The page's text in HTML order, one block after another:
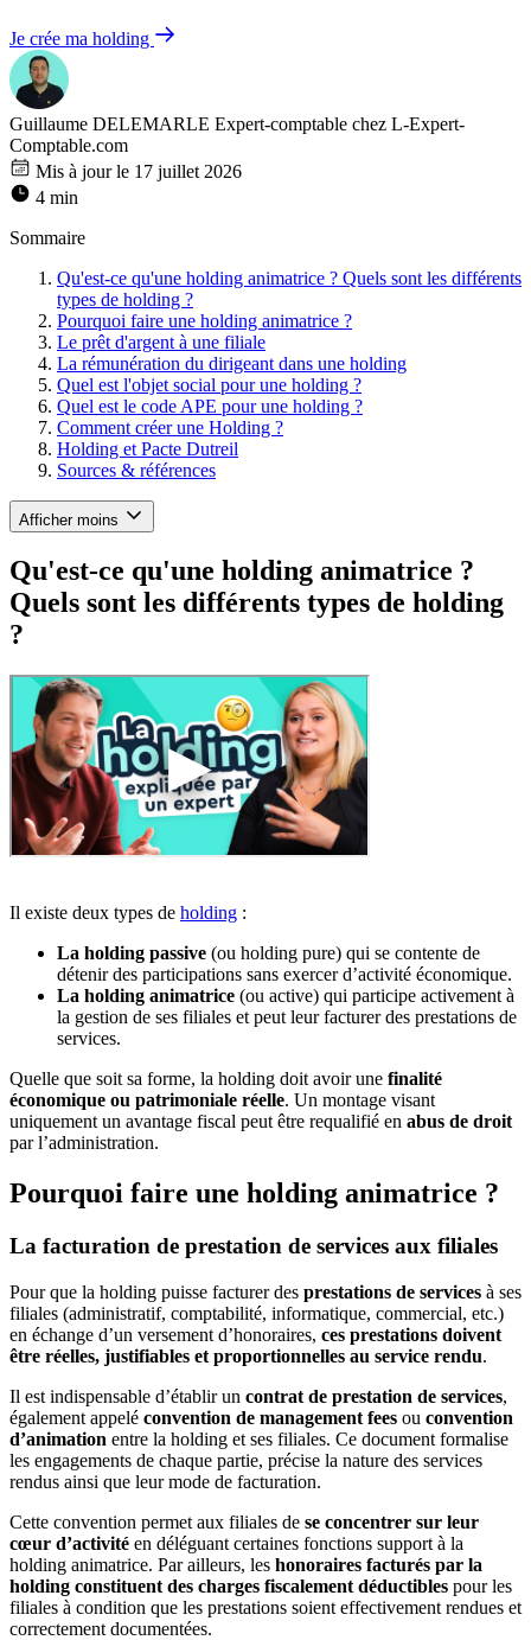
Je crée ma holding
Guillaume DELEMARLE Expert-comptable chez L-Expert-
Comptable.com
Mis à jour le 17 juillet 2026
4 min
Sommaire
Qu'est-ce qu'une holding animatrice ? Quels sont les différents
types de holding ?
Pourquoi faire une holding animatrice ?
Le prêt d'argent à une filiale
La rémunération du dirigeant dans une holding
Quel est l'objet social pour une holding ?
Quel est le code APE pour une holding ?
Comment créer une Holding ?
Holding et Pacte Dutreil
Sources & références
Afficher moins
Qu'est-ce qu'une holding animatrice ?
Quels sont les différents types de holding
?
Il existe deux types de holding :
La holding passive (ou holding pure) qui se contente de
détenir des participations sans exercer d’activité économique.
La holding animatrice (ou active) qui participe activement à
la gestion de ses filiales et peut leur facturer des prestations de
services.
Quelle que soit sa forme, la holding doit avoir une finalité
économique ou patrimoniale réelle. Un montage visant
uniquement un avantage fiscal peut être requalifié en abus de droit
par l’administration.
Pourquoi faire une holding animatrice ?
La facturation de prestation de services aux filiales
Pour que la holding puisse facturer des prestations de services à ses
filiales (administratif, comptabilité, informatique, commercial, etc.)
en échange d’un versement d’honoraires, ces prestations doivent
être réelles, justifiables et proportionnelles au service rendu.
Il est indispensable d’établir un contrat de prestation de services,
également appelé convention de management fees ou convention
d’animation entre la holding et ses filiales. Ce document formalise
les engagements de chaque partie, précise la nature des services
rendus ainsi que leur mode de facturation.
Cette convention permet aux filiales de se concentrer sur leur
cœur d’activité en déléguant certaines fonctions support à la
holding animatrice. Par ailleurs, les honoraires facturés par la
holding constituent des charges fiscalement déductibles pour les
filiales à condition que les prestations soient effectivement rendues et
correctement documentées.